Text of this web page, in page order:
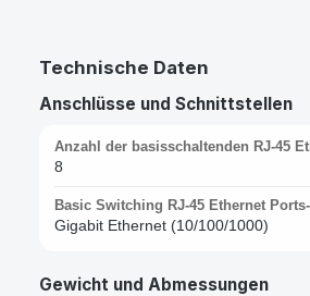
Technische Daten
Anschlüsse und Schnittstellen
Anzahl der basisschaltenden RJ-45
8
Basic Switching RJ-45 Ethernet
Gigabit Ethernet (10/100/1000)
Gewicht und Abmessungen